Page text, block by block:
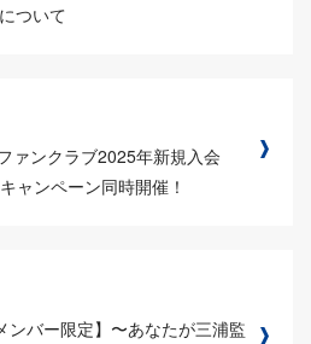
ついて
ァンクラブ2025年新規入会
ャンペーン同時開催！
ンバー限定】〜あなたが三浦監